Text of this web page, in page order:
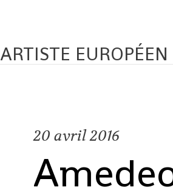
ARTISTE EUROPÉEN
20 avril 2016